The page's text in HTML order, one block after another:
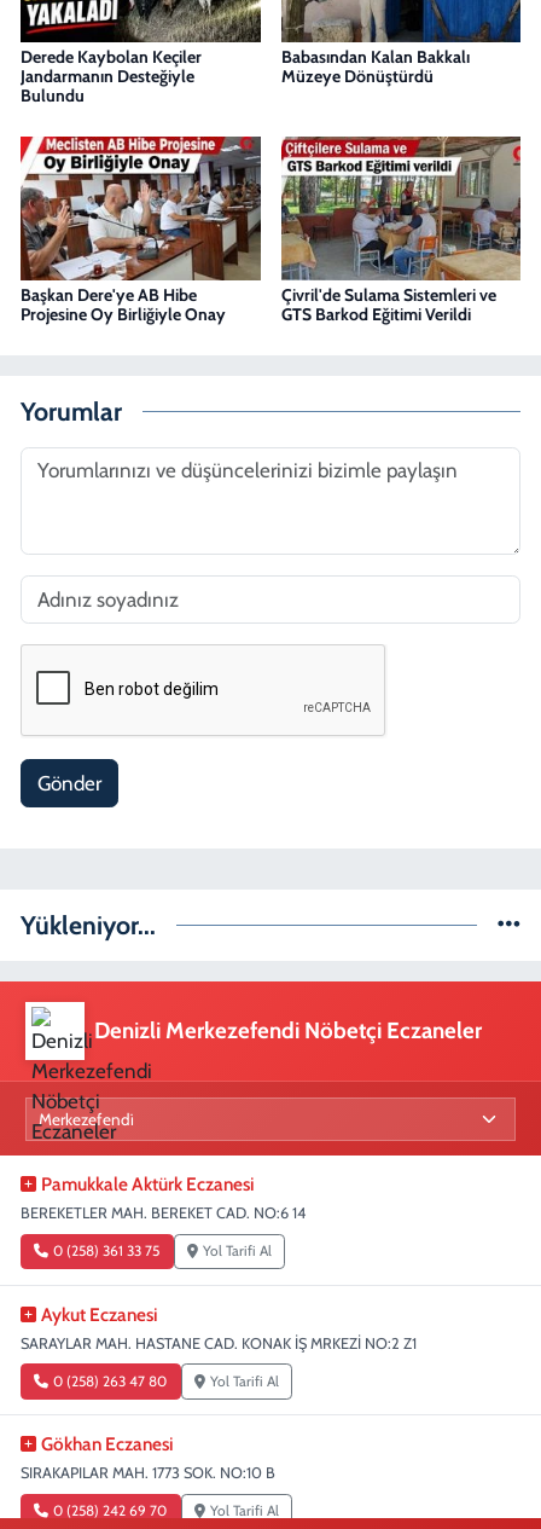
Derede Kaybolan Keçiler
Jandarmanın Desteğiyle
Bulundu
Babasından Kalan Bakkalı
Müzeye Dönüştürdü
Başkan Dere'ye AB Hibe
Projesine Oy Birliğiyle Onay
Çivril'de Sulama Sistemleri ve
GTS Barkod Eğitimi Verildi
Yorumlar
Gönder
Yükleniyor...
Denizli Merkezefendi Nöbetçi Eczaneler
Pamukkale Aktürk Eczanesi
BEREKETLER MAH. BEREKET CAD. NO:6 14
0 (258) 361 33 75 Yol Tarifi Al
Aykut Eczanesi
SARAYLAR MAH. HASTANE CAD. KONAK İŞ MRKEZİ NO:2 Z1
0 (258) 263 47 80 Yol Tarifi Al
Gökhan Eczanesi
SIRAKAPILAR MAH. 1773 SOK. NO:10 B
0 (258) 242 69 70 Yol Tarifi Al